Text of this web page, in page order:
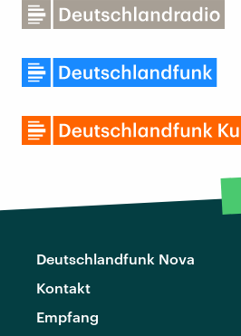
Deutschlandfunk Nova
Kontakt
Empfang